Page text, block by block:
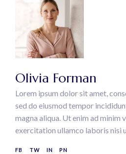
Olivia Forman
Lorem ipsum dolor sit amet,
sed do eiusmod tempor
magna aliqua. Ut enim ad minim
exercitation ullamco laboris nisi
FB TW IN PN